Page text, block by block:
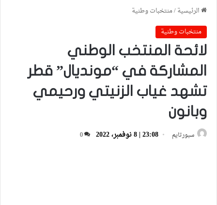
الرئيسية/منتخبات وطنية
منتخبات وطنية
لائحة المنتخب الوطني
المشاركة في “مونديال” قطر
تشهد غياب الزنيتي ورحيمي
وبانون
سبورتايم 23:08 | 8 نوفمبر، 2022 0